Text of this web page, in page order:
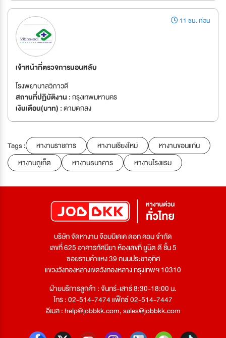
11 ชม. ก่อน
เจ้าหน้าที่ตรวจการนอนหลับ
โรงพยาบาลวิภาวดี
สถานที่ปฏิบัติงาน :กรุงเทพมหานคร
เงินเดือน(บาท) :ตามตกลง
Tags : หางานราชการ หางานเชียงใหม่
หางานขอนแก่น
หางานภูเก็ต
หางานธนาคาร หางานโรงแรม
บริษัท จัดหางาน จ๊อบบีเคเค ดอท คอม จำกัด
เลขที่ 625 อาคารทัศนียา ห้องเลขที่ ยูนิต ดี ชั้น 5
ซอยรามคำแหง 39 ถนนประชาอุทิศ
แขวงวังทองหลางเขตวังทองหลาง กรุงเทพฯ 10310
ฝ่ายบริการลูกค้า : จันทร์-เสาร์ 8:30-18:00 น.
โทร : 02-514-7474 แฟ็กซ์ 02-514-7447
อีเมล :help@jobbkk.com,sales@jobbkk.com